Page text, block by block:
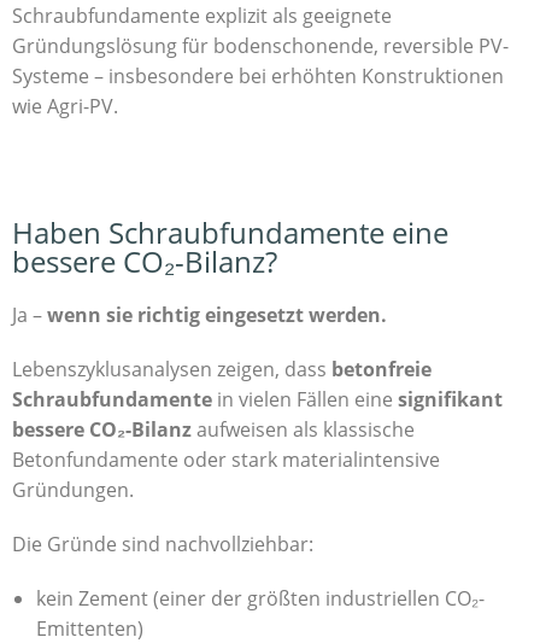
Schraubfundamente explizit als geeignete
Gründungslösung für bodenschonende, reversible PV-
Systeme – insbesondere bei erhöhten Konstruktionen
wie Agri-PV.
Haben Schraubfundamente eine
bessere CO₂-Bilanz?
Ja –wenn sie richtig eingesetzt werden.
Lebenszyklusanalysen zeigen, dass betonfreie
Schraubfundamente in vielen Fällen eine signifikant
bessere CO₂-Bilanzaufweisen als klassische
Betonfundamente oder stark materialintensive
Gründungen.
Die Gründe sind nachvollziehbar:
kein Zement (einer der größten industriellen CO₂-
Emittenten)